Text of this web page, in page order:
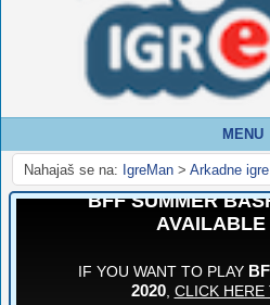
MENU
Nahajaš se na: IgreMan > Arkadne igre